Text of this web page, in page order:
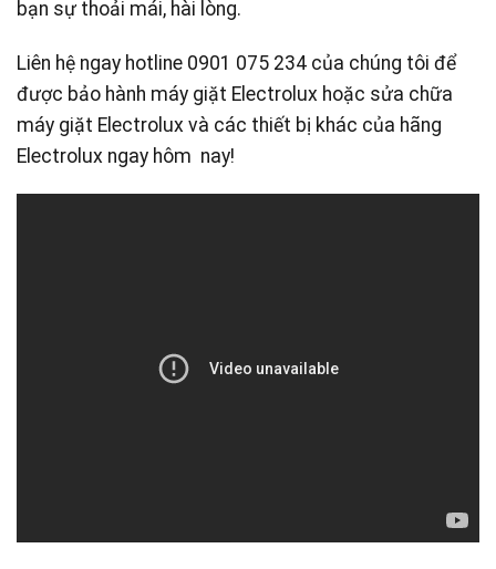
bạn sự thoải mái, hài lòng.
Liên hệ ngay hotline 0901 075 234 của chúng tôi để
được bảo hành máy giặt Electrolux hoặc sửa chữa
máy giặt Electrolux và các thiết bị khác của hãng
Electrolux ngay hôm nay!